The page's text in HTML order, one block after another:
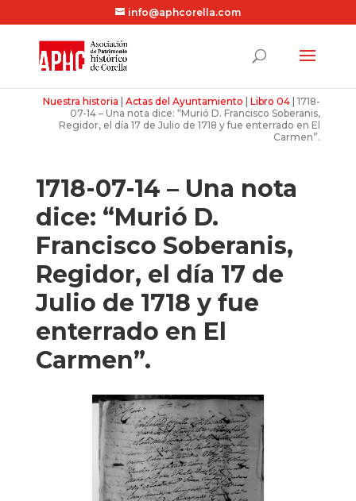
info@aphcorella.com
Nuestra historia |Actas del Ayuntamiento |Libro 04 |1718-
07-14 – Una nota dice: “Murió D. Francisco Soberanis,
Regidor, el día 17 de Julio de 1718 y fue enterrado en El
Carmen”.
1718-07-14 – Una nota
dice: “Murió D.
Francisco Soberanis,
Regidor, el día 17 de
Julio de 1718 y fue
enterrado en El
Carmen”.